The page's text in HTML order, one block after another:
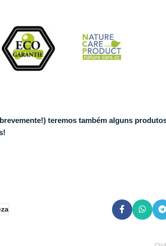
teremos também alguns